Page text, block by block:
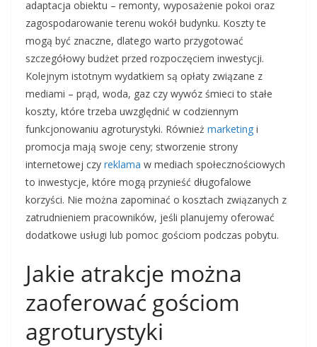
adaptacja obiektu – remonty, wyposażenie pokoi oraz
zagospodarowanie terenu wokół budynku. Koszty te
mogą być znaczne, dlatego warto przygotować
szczegółowy budżet przed rozpoczęciem inwestycji.
Kolejnym istotnym wydatkiem są opłaty związane z
mediami – prąd, woda, gaz czy wywóz śmieci to stałe
koszty, które trzeba uwzględnić w codziennym
funkcjonowaniu agroturystyki. Również marketing i
promocja mają swoje ceny; stworzenie strony
internetowej czy reklama w mediach społecznościowych
to inwestycje, które mogą przynieść długofalowe
korzyści. Nie można zapominać o kosztach związanych z
zatrudnieniem pracowników, jeśli planujemy oferować
dodatkowe usługi lub pomoc gościom podczas pobytu.
Jakie atrakcje można
zaoferować gościom
agroturystyki